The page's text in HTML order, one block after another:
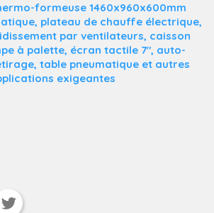
formeuse 1460x960x600mm
plateau de chauffe électrique,
par ventilateurs, caisson
à palette, écran tactile 7", auto-
table pneumatique et autres
exigeantes